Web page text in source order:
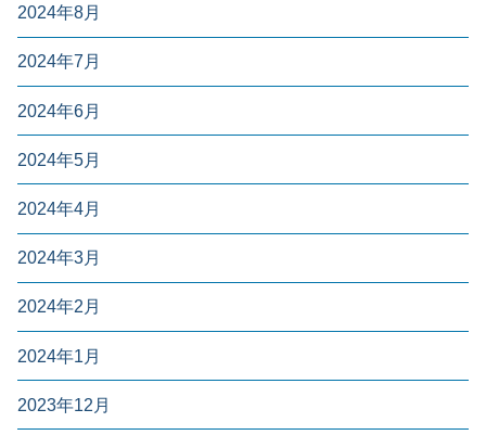
2024年8月
2024年7月
2024年6月
2024年5月
2024年4月
2024年3月
2024年2月
2024年1月
2023年12月